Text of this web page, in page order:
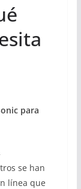
para
se han
línea que